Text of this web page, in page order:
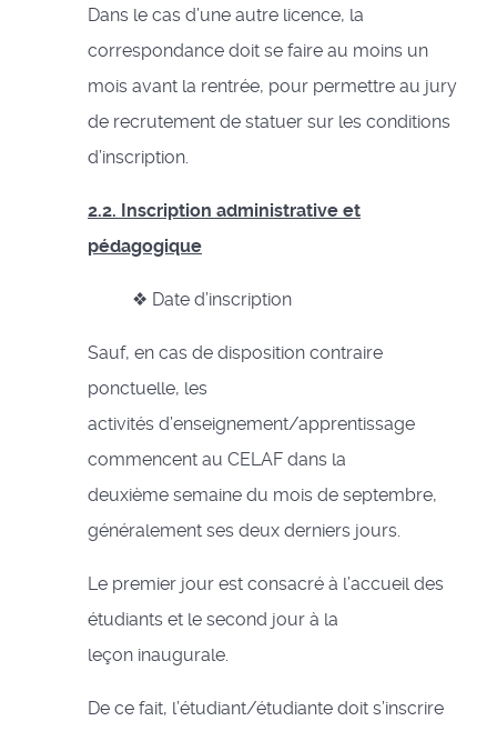
Dans le cas d’une autre licence, la
correspondance doit se faire au moins un
mois avant la rentrée, pour permettre au jury
de recrutement de statuer sur les conditions
d’inscription.
2.2. Inscription administrative et
pédagogique
❖ Date d’inscription
Sauf, en cas de disposition contraire
ponctuelle, les
activités d’enseignement/apprentissage
commencent au CELAF dans la
deuxième semaine du mois de septembre,
généralement ses deux derniers jours.
Le premier jour est consacré à l’accueil des
étudiants et le second jour à la
leçon inaugurale.
De ce fait, l’étudiant/étudiante doit s’inscrire